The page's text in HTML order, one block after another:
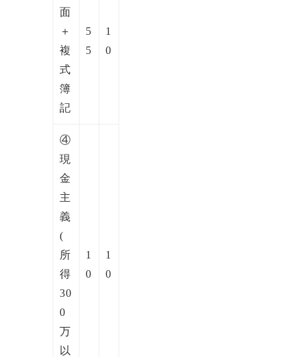
面
＋
複
式
簿
記
5
5
1
0
④
現
金
主
義
(
所
得
30
0
万
以
1
0
1
0